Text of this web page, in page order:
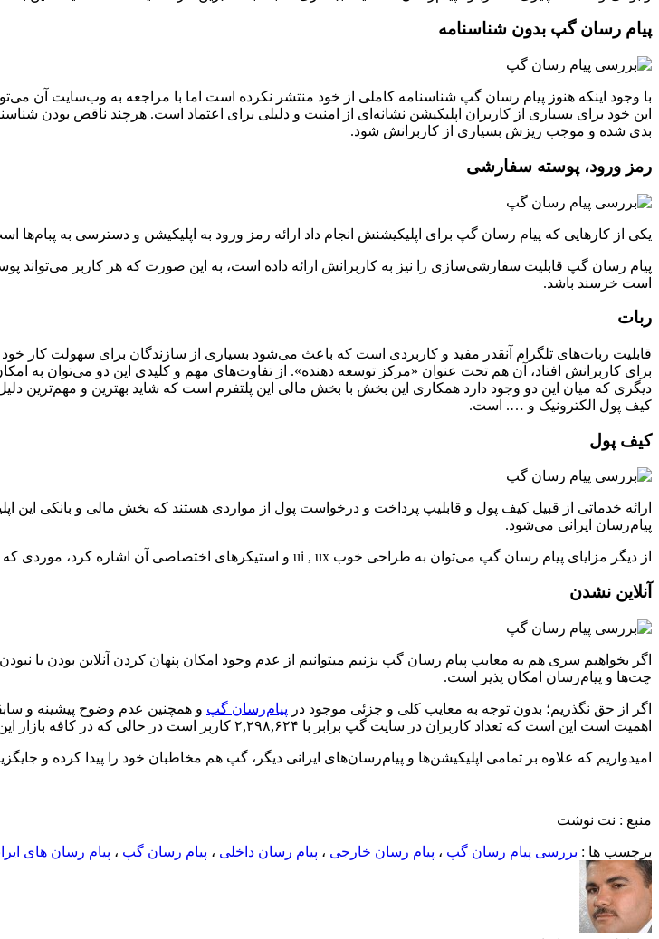
پیام رسان گپ بدون شناسنامه
با وجود اینکه هنوز پیام رسان گپ شناسنامه کاملی از خود منتشر نکرده است اما با مراجعه به وب‌سایت آن
این خود برای بسیاری از کاربران اپلیکیشن نشانه‌ای از امنیت و دلیلی برای اعتماد است. هرچند ناقص
بدی شده و موجب ریزش بسیاری از کاربرانش شود.
رمز ورود، پوسته سفارشی
یکی از کارهایی که پیام رسان گپ برای اپلیکیشنش انجام داد ارائه رمز ورود به اپلیکیشن و دسترسی به پبام‌ها
پیام رسان گپ قابلیت سفارشی‌سازی را نیز به کاربرانش ارائه داده است، به این صورت که هر کاربر می‌تواند
است خرسند باشد.
ربات
قابلیت ربات‌های تلگرام آنقدر مفید و کاربردی است که باعث می‌شود بسیاری از سازندگان برای سهولت کار
برای کاربرانش افتاد، آن هم تحت عنوان «مرکز توسعه دهنده». از تفاوت‌های مهم و کلیدی این دو می‌توان به
دیگری که میان این دو وجود دارد همکاری این بخش با بخش مالی این پلتفرم است که شاید بهترین و
کیف پول الکترونیک و …. است.
کیف پول
ارائه خدماتی از قبیل کیف پول و قابلیپ پرداخت و درخواست پول از مواردی هستند که بخش مالی و بانکی
پیام‌رسان ایرانی می‌شود.
از دیگر مزایای پیام رسان گپ می‌توان به طراحی خوب ui , ux و استیکرهای اختصاصی آن اشاره کرد، موردی که گاهی حتی محصور کننده است.
آنلاین نشدن
اگر بخواهیم سری هم به معایب پیام رسان گپ بزنیم میتوانیم از عدم وجود امکان پنهان کردن آنلاین بودن
چت‌ها و پیام‌رسان امکان پذیر است.
اگر از حق نگذریم؛ بدون توجه به معایب کلی و جزئی موجود در پیام‌رسان گپ و همچنین عدم وضوح پیشینه و
اهمیت است این است که تعداد کاربران در سایت گپ برابر با ۲,۲۹۸,۶۲۴ کاربر است در حالی که در کافه بازار این مقدار چیزی در حدود ۵۰۰ هزار نصب فعال است.
امیدواریم که علاوه بر تمامی اپلیکیشن‌ها و پیام‌رسان‌های ایرانی دیگر، گپ هم مخاطبان خود را پیدا کرده و
منبع : نت نوشت
برچسب ها : بررسی پیام رسان گپ ، پیام رسان خارجی ، پیام رسان داخلی ، پیام رسان گپ ، پیام رسان های